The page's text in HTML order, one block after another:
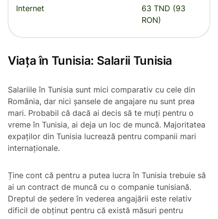
Internet
63 TND (93
RON)
Viața în Tunisia: Salarii Tunisia
Salariile în Tunisia sunt mici comparativ cu cele din
România, dar nici șansele de angajare nu sunt prea
mari. Probabil că dacă ai decis să te muți pentru o
vreme în Tunisia, ai deja un loc de muncă. Majoritatea
expaților din Tunisia lucrează pentru companii mari
internaționale.
Ține cont că pentru a putea lucra în Tunisia trebuie să
ai un contract de muncă cu o companie tunisiană.
Dreptul de ședere în vederea angajării este relativ
dificil de obținut pentru că există măsuri pentru